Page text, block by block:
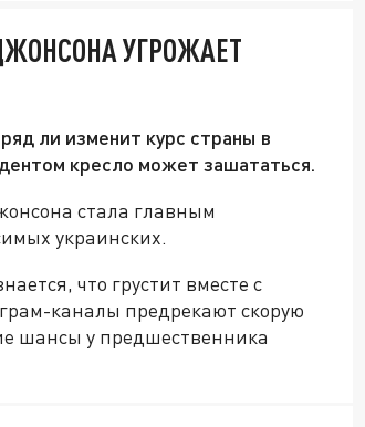
УГРОЖАЕТ
ли изменит курс страны в
кресло может зашататься.
стала главным
украинских.
что грустит вместе с
каналы предрекают скорую
шансы у предшественника